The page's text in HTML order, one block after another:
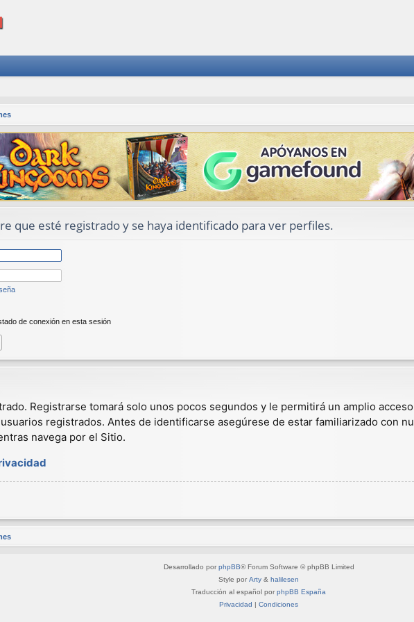
que esté registrado y se haya identificado para ver perfiles.
de conexión en esta sesión
Registrarse tomará solo unos pocos segundos y le permitirá un amplio
registrados. Antes de identificarse asegúrese de estar familiarizado con
navega por el Sitio.
Desarrollado por phpBB® Forum Software © phpBB Limited
Style por Arty & halilesen
Traducción al español por phpBB España
Privacidad | Condiciones